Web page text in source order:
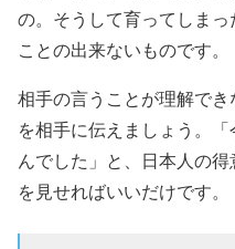
の。そうして育ってしま
ことの出来ないものです。
相手の言うことが理解で
を相手に伝えましょう。
んでした」と、日本人の得
を見せればいいだけです。